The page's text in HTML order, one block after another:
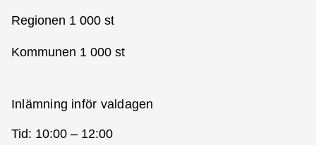
Regionen 1 000 st
Kommunen 1 000 st
Inlämning inför valdagen
Tid: 10:00 – 12:00